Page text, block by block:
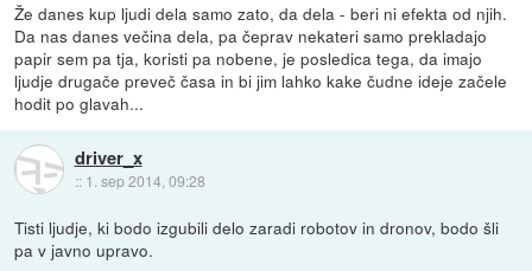
Že danes kup ljudi dela samo zato, da dela - beri ni efekta od njih.
Da nas danes večina dela, pa čeprav nekateri samo prekladajo
papir sem pa tja, koristi pa nobene, je posledica tega, da imajo
ljudje drugače preveč časa in bi jim lahko kake čudne ideje začele
hodit po glavah...
driver_x
:: 1. sep 2014, 09:28
Tisti ljudje, ki bodo izgubili delo zaradi robotov in dronov, bodo šli
pa v javno upravo.